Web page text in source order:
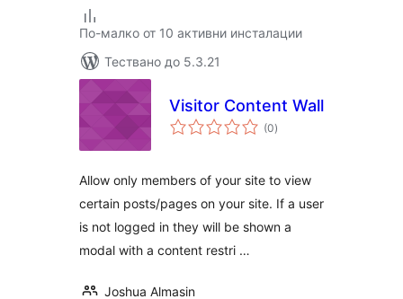
По-малко от 10 активни инсталации
Тествано до 5.3.21
Visitor Content Wall
(0общо
оценки
)
Allow only members of your site to view
certain posts/pages on your site. If a user
is not logged in they will be shown a
modal with a content restri …
Joshua Almasin